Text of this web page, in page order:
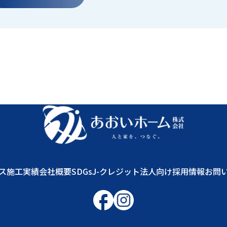
施工実績会社概要SDGsJ-クレジット法人向け採用情報お問